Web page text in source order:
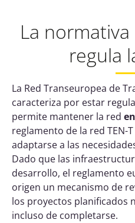
La
regula
La Red Transeuropea de
caracteriza por estar
permite mantener la red
reglamento de la red TEN-
adaptarse a las
Dado que las
desarrollo, el reglamento
origen un mecanismo de
los proyectos planificados
incluso de completarse.